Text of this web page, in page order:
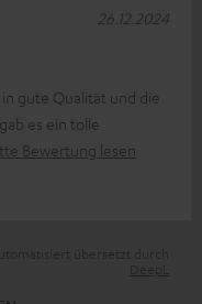
gute Qualität und die
es ein tolle
Bewertung lesen
26.12.2024